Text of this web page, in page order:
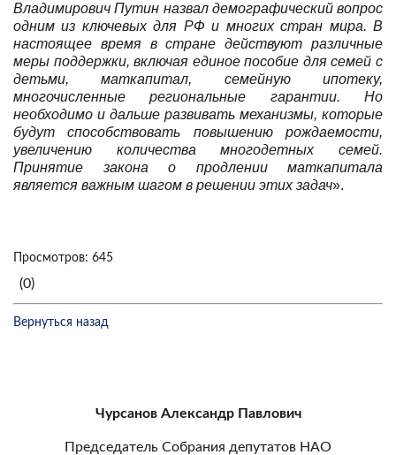
Владимирович Путин назвал демографический вопрос
одним из ключевых для РФ и многих стран мира. В
настоящее время в стране действуют различные
меры поддержки, включая единое пособие для семей с
детьми, маткапитал, семейную ипотеку,
многочисленные региональные гарантии. Но
необходимо и дальше развивать механизмы, которые
будут способствовать повышению рождаемости,
увеличению количества многодетных семей.
Принятие закона о продлении маткапитала
является важным шагом в решении этих задач».
Просмотров: 645
(0)
Вернуться назад
Чурсанов Александр Павлович
Председатель Собрания депутатов НАО